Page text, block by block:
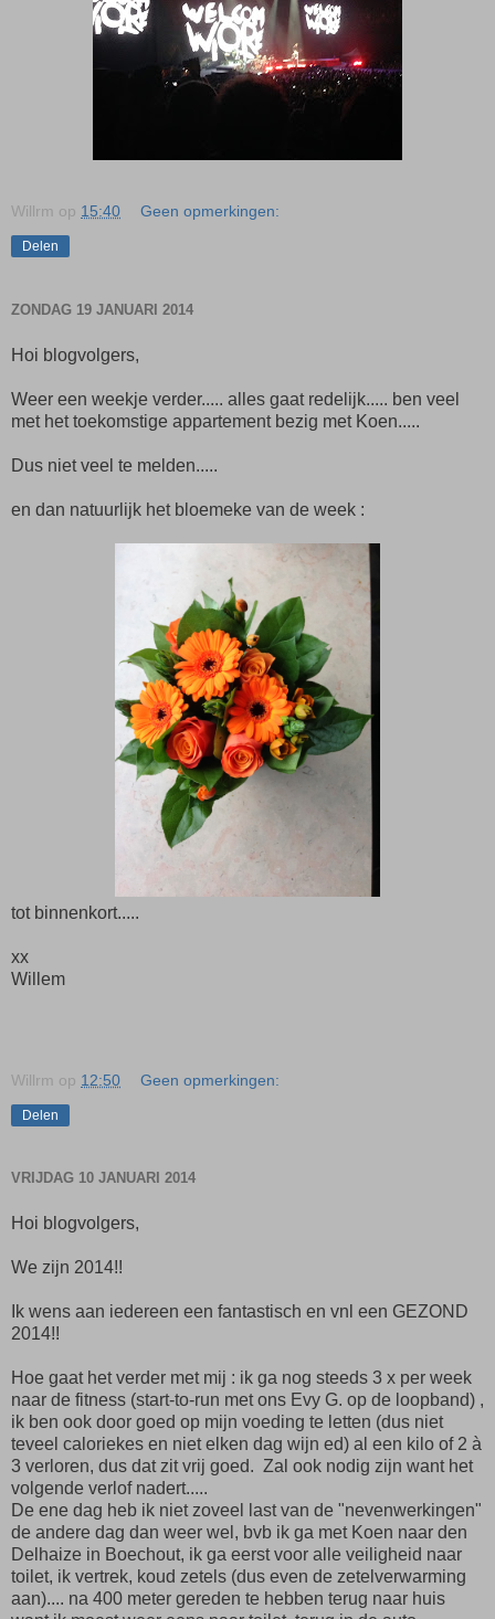
Willrm op 15:40 Geen opmerkingen:
Delen
ZONDAG 19 JANUARI 2014
Hoi blogvolgers,
Weer een weekje verder..... alles gaat redelijk..... ben veel
met het toekomstige appartement bezig met Koen.....
Dus niet veel te melden.....
en dan natuurlijk het bloemeke van de week :
tot binnenkort.....
xx
Willem
Willrm op 12:50 Geen opmerkingen:
Delen
VRIJDAG 10 JANUARI 2014
Hoi blogvolgers,
We zijn 2014!!
Ik wens aan iedereen een fantastisch en vnl een GEZOND
2014!!
Hoe gaat het verder met mij : ik ga nog steeds 3 x per week
naar de fitness (start-to-run met ons Evy G. op de loopband) ,
ik ben ook door goed op mijn voeding te letten (dus niet
teveel caloriekes en niet elken dag wijn ed) al een kilo of 2 à
3 verloren, dus dat zit vrij goed. Zal ook nodig zijn want het
volgende verlof nadert.....
De ene dag heb ik niet zoveel last van de "nevenwerkingen"
de andere dag dan weer wel, bvb ik ga met Koen naar den
Delhaize in Boechout, ik ga eerst voor alle veiligheid naar
toilet, ik vertrek, koud zetels (dus even de zetelverwarming
aan).... na 400 meter gereden te hebben terug naar huis